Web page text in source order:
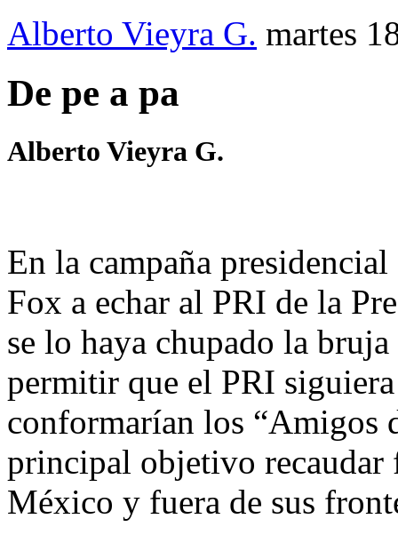
Alberto Vieyra G. martes
De pe a pa
Alberto Vieyra G.
En la campaña
Fox a echar al PRI de la
se lo haya chupado la
permitir que el PRI
conformarían los “Amigos
principal objetivo
México y fuera de sus